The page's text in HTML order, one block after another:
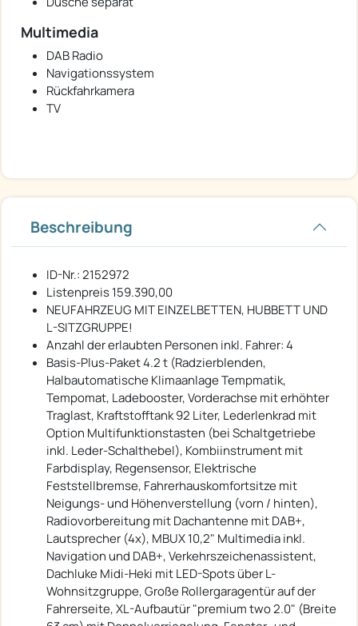
Multimedia
DAB Radio
Navigationssystem
Rückfahrkamera
TV
Beschreibung
ID-Nr.: 2152972
Listenpreis 159.390,00 
NEUFAHRZEUG MIT EINZELBETTEN, HUBBETT UND
L-SITZGRUPPE!
Anzahl der erlaubten Personen inkl. Fahrer: 4
Basis-Plus-Paket 4.2 t (Radzierblenden,
Halbautomatische Klimaanlage Tempmatik,
Tempomat, Ladebooster, Vorderachse mit erhöhter
Traglast, Kraftstofftank 92 Liter, Lederlenkrad mit
Option Multifunktionstasten (bei Schaltgetriebe
inkl. Leder-Schalthebel), Kombiinstrument mit
Farbdisplay, Regensensor, Elektrische
Feststellbremse, Fahrerhauskomfortsitze mit
Neigungs- und Höhenverstellung (vorn / hinten),
Radiovorbereitung mit Dachantenne mit DAB+,
Lautsprecher (4x), MBUX 10,2" Multimedia inkl.
Navigation und DAB+, Verkehrszeichenassistent,
Dachluke Midi-Heki mit LED-Spots über L-
Wohnsitzgruppe, Große Rollergaragentür auf der
Fahrerseite, XL-Aufbautür "premium two 2.0" (Breite